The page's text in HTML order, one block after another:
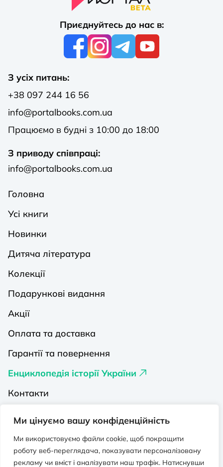
Ми цінуємо вашу конфіденційність
Ми використовуємо файли cookie, щоб покращити
роботу веб-переглядача, показувати персоналізовану
рекламу чи вміст і аналізувати наш трафік. Натиснувши
Приєднуйтесь до нас в:
З усіх питань:
+38 097 244 16 56
info@portalbooks.com.ua
Працюємо в будні з 10:00 до 18:00
З приводу співпраці:
info@portalbooks.com.ua
Головна
Усі книги
Новинки
Дитяча література
Колекції
Подарункові видання
Акції
Оплата та доставка
Гарантії та повернення
Енциклопедія історії України
Контакти
Видавництва на Порталі
Політика конфіденційності